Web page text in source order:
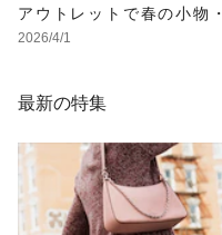
アウトレットで春の小物・
アクセサリーを更新
2026/4/1
最新の特集